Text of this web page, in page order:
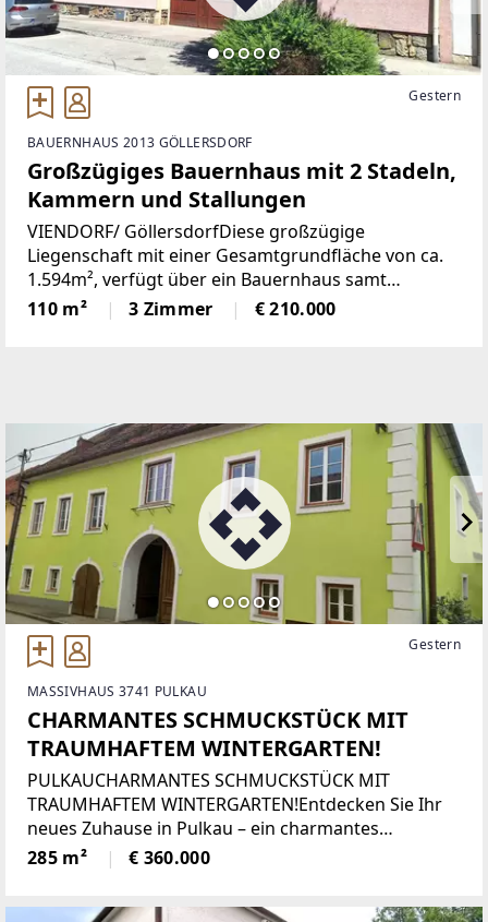
Gestern
BAUERNHAUS 2013 GÖLLERSDORF
Großzügiges Bauernhaus mit 2 Stadeln,
Kammern und Stallungen
VIENDORF/ GöllersdorfDiese großzügige
Liegenschaft mit einer Gesamtgrundfläche von ca.
1.594m², verfügt über ein Bauernhaus samt
Kammern, ehemalige Stallungen, einen Innenhof, 2
große Stadeln sowie einen Grüngarten im
110 m² 3 Zimmer € 210.000
Gestern
MASSIVHAUS 3741 PULKAU
CHARMANTES SCHMUCKSTÜCK MIT
TRAUMHAFTEM WINTERGARTEN!
PULKAUCHARMANTES SCHMUCKSTÜCK MIT
TRAUMHAFTEM WINTERGARTEN!Entdecken Sie Ihr
neues Zuhause in Pulkau – ein charmantes
Zweifamilienhaus, das auf einer Gesamtgrundfläche
von ca. 1.293m² sowohl Platz für Ihre Familie als
285 m² € 360.000